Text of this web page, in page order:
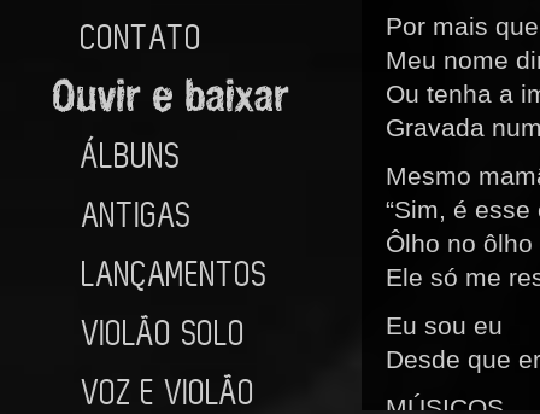
CONTATO
ÁLBUNS
ANTIGAS
LANÇAMENTOS
VIOLÃO SOLO
VOZ E VIOLÃO
Por mais
Meu nome
Ou tenha a
Gravada
Mesmo
“Sim, é esse
Ôlho no
Ele só me
Eu sou eu
Desde que
MÚSICOS